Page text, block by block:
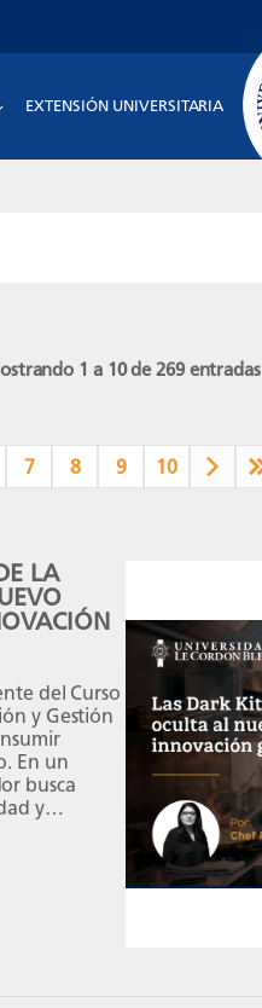
EXTENSIÓN UNIVERSITARIA
1 a 10 de 269 entradas
7 8 9 10
LA
del Curso
y Gestión
En un
busca
y